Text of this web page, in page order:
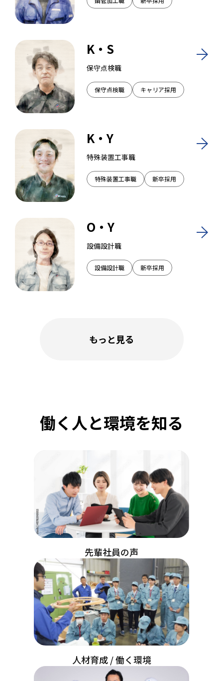
K・S
保守点検職
保守点検職 キャリア採用
K・Y
特殊装置工事職
特殊装置工事職 新卒採用
O・Y
設備設計職
設備設計職 新卒採用
もっと見る
働く人と環境を知る
先輩社員の声
人材育成 / 働く環境